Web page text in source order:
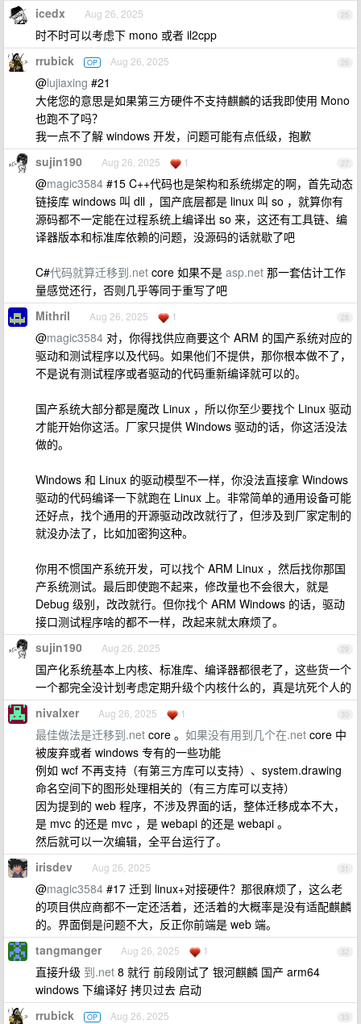
25
icedx Aug 26, 2025
时不时可以考虑下 mono 或者 il2cpp
26
rrubick OP Aug 26, 2025
@lujiaxing #21
大佬您的意思是如果第三方硬件不支持麒麟的话我即使用 Mono
也跑不了吗？
我一点不了解 windows 开发，问题可能有点低级，抱歉
27
sujin190 Aug 26, 2025 1
@magic3584 #15 C++代码也是架构和系统绑定的啊，首先动态
链接库 windows 叫 dll ，国产底层都是 linux 叫 so ，就算你有
源码都不一定能在过程系统上编译出 so 来，这还有工具链、编
译器版本和标准库依赖的问题，没源码的话就歇了吧
C#代码就算迁移到.net core 如果不是 asp.net 那一套估计工作
量感觉还行，否则几乎等同于重写了吧
28
Mithril Aug 26, 2025 1
@magic3584 对，你得找供应商要这个 ARM 的国产系统对应的
驱动和测试程序以及代码。如果他们不提供，那你根本做不了，
不是说有测试程序或者驱动的代码重新编译就可以的。
国产系统大部分都是魔改 Linux ，所以你至少要找个 Linux 驱动
才能开始你这活。厂家只提供 Windows 驱动的话，你这活没法
做的。
Windows 和 Linux 的驱动模型不一样，你没法直接拿 Windows
驱动的代码编译一下就跑在 Linux 上。非常简单的通用设备可能
还好点，找个通用的开源驱动改改就行了，但涉及到厂家定制的
就没办法了，比如加密狗这种。
你用不惯国产系统开发，可以找个 ARM Linux ，然后找你那国
产系统测试。最后即使跑不起来，修改量也不会很大，就是
Debug 级别，改改就行。但你找个 ARM Windows 的话，驱动
接口测试程序啥的都不一样，改起来就太麻烦了。
29
sujin190 Aug 26, 2025
国产化系统基本上内核、标准库、编译器都很老了，这些货一个
一个都完全没计划考虑定期升级个内核什么的，真是坑死个人的
30
nivalxer Aug 26, 2025 1
最佳做法是迁移到.net core 。 如果没有用到几个在.net core 中
被废弃或者 windows 专有的一些功能
例如 wcf 不再支持（有第三方库可以支持）、system.drawing
命名空间下的图形处理相关的（有三方库可以支持）
因为提到的 web 程序，不涉及界面的话，整体迁移成本不大，
是 mvc 的还是 mvc ，是 webapi 的还是 webapi 。
然后就可以一次编辑，全平台运行了。
31
irisdev Aug 26, 2025
@magic3584 #17 迁到 linux+对接硬件？那很麻烦了，这么老
的项目供应商都不一定还活着，还活着的大概率是没有适配麒麟
的。界面倒是问题不大，反正你前端是 web 端。
32
tangmanger Aug 26, 2025 1
直接升级 到.net 8 就行 前段刚试了 银河麒麟 国产 arm64
windows 下编译好 拷贝过去 启动
33
rrubick OP Aug 26, 2025